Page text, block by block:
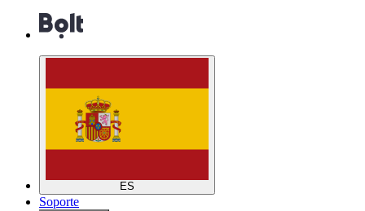
ES
Soporte